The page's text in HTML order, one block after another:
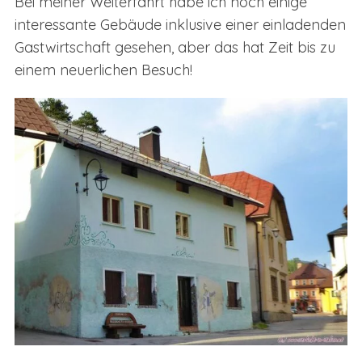
interessante Gebäude inklusive einer einladenden
Gastwirtschaft gesehen, aber das hat Zeit bis zu
einem neuerlichen Besuch!